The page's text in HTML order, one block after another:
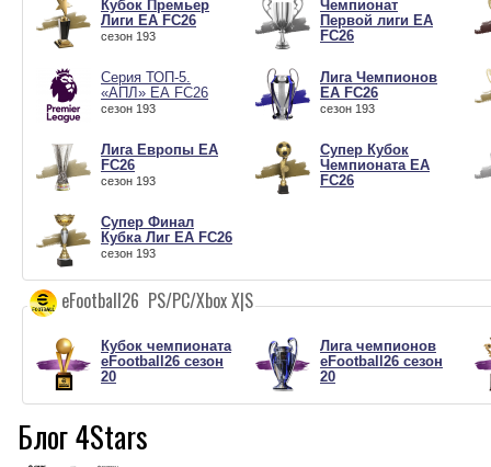
Кубок Премьер
Лиги EA FC26
ceзон 193
Чемпионат
Первой лиги EA
FC26
Серия ТОП-5.
«АПЛ» EA FC26
ceзон 193
Лига Чемпионов
EA FC26
ceзон 193
Лига Европы EA
FC26
ceзон 193
Супер Кубок
Чемпионата EA
FC26
Супер Финал
Кубка Лиг EA FC26
ceзон 193
eFootball26 PS/PC/Xbox X|S
Кубок чемпионата
eFootball26 сезон
20
Лига чемпионов
eFootball26 сезон
20
Блог 4Stars